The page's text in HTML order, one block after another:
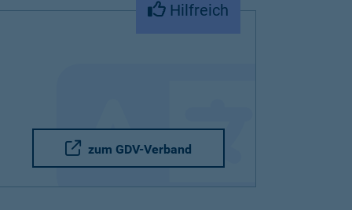
Hilfreich
zum GDV-Verband